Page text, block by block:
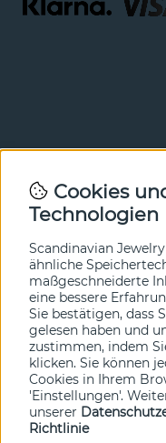
Newsletter
In unserem
hier an.
Cookies
Technologien
Scandinavian
ähnliche
maßgeschneiderte
eine bessere
Sie bestätigen, dass
gelesen haben und
zustimmen, indem
klicken. Sie können
Cookies in Ihrem
'Einstellungen'.
unserer
Richtlinie